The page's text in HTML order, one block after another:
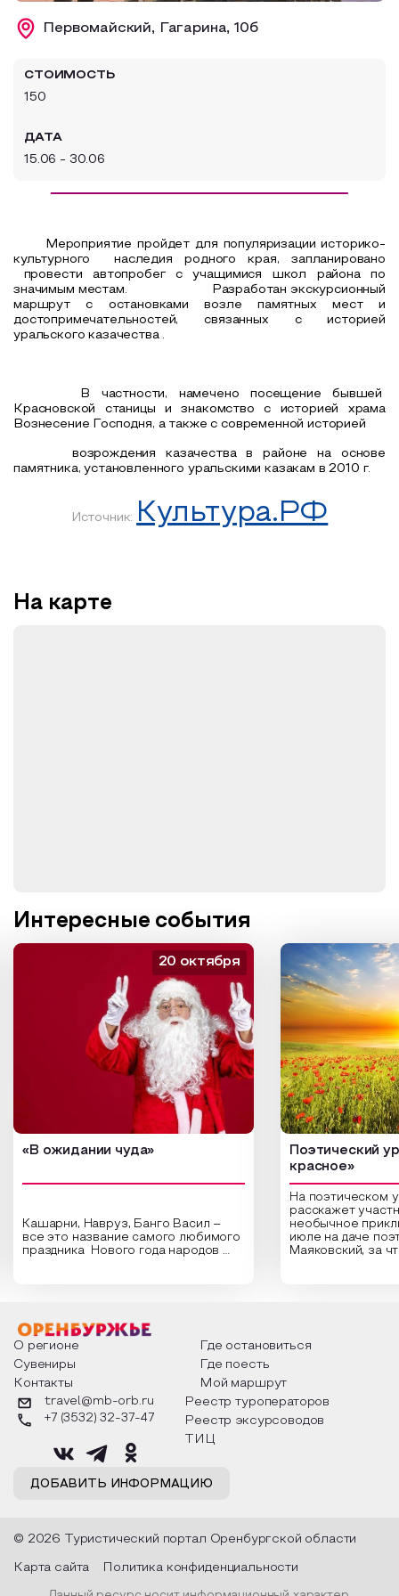
Образовательный туризм
Первомайский, Гагарина, 10б
СТОИМОСТЬ
150
ДАТА
15.06 - 30.06
Мероприятие пройдет для популяризации историко-
культурного
наследия родного края, запланировано
провести автопробег с учащимися школ района по
значимым местам. Разработан экскурсионный
маршрут с остановками возле памятных мест и
достопримечательностей, связанных с историей
уральского казачества .
В частности, намечено посещение бывшей
Красновской станицы и знакомство с историей храма
Вознесение Господня, а также с современной историей
возрождения казачества в районе на основе
памятника, установленного уральскими казакам в 2010 г.
Источник: Культура.РФ
На карте
Интересные события
«В ожидании чуда»
Кашарни, Навруз, Банго Васил –
все это название самого любимого
праздника Нового года народов
о том, как встречают новый год в
разных уголках страны, какие
обряды совершают на удачу и
благополучие, в чем схожи и
различаются традиции. Кто такой
Дед Мороз и откуда он пришел, как
его называют в разных уголках
страны и как появились елочные
20 октября
Поэтический
красное»
На поэтическом
расскажет
необычное
июле на даче
Маяковский, за
Твардовского и
каждой строчке
восхищение
яркому времени
О регионе
Где остановиться
Сувениры
Где поесть
Контакты
Мой маршрут
ДОБАВИТЬ ИНФОРМАЦИЮ
travel@mb-orb.ru
+7 (3532) 32-37-47
Реестр туроператоров
Реестр эксурсоводов
ТИЦ
© 2026 Туристический портал Оренбургской области
Карта сайта Политика конфиденциальности